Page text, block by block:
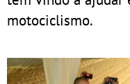
motociclismo.